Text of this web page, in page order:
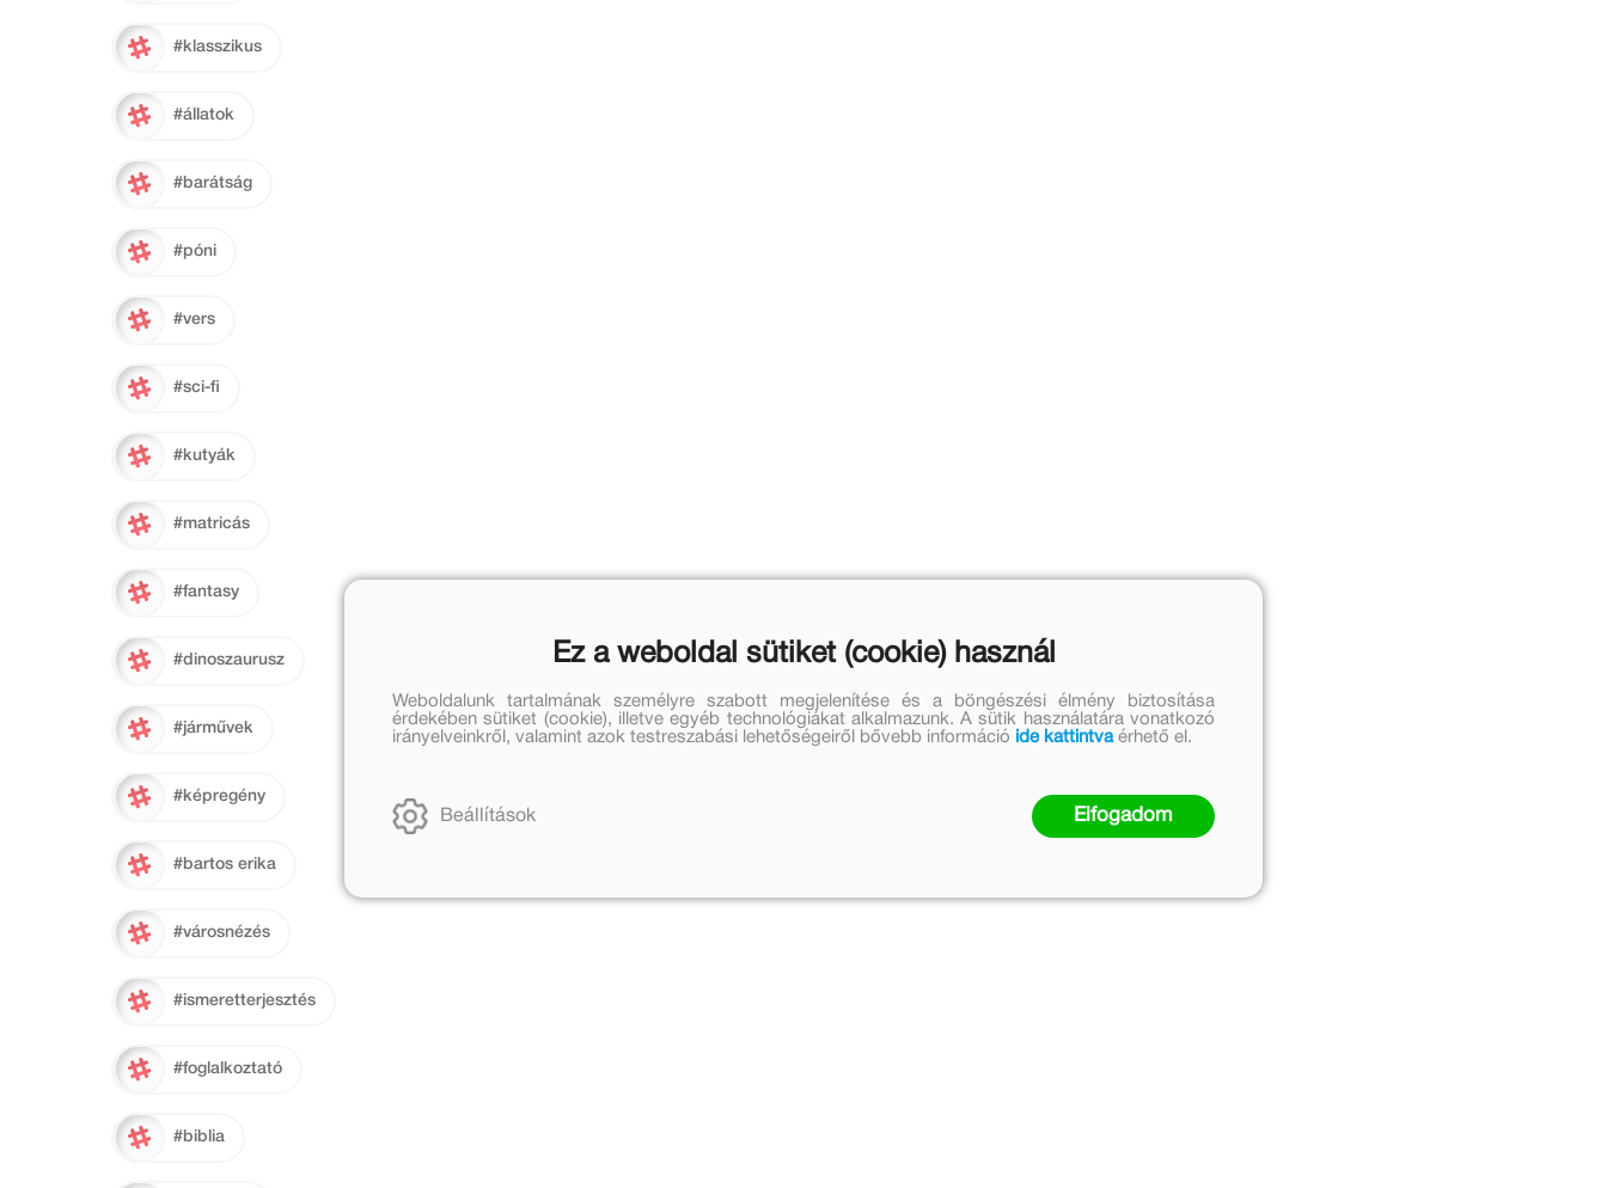
#klasszikus
#állatok
#barátság
#póni
#vers
#sci-fi
#kutyák
#matricás
#fantasy
#dinoszaurusz
#járművek
#képregény
#bartos erika
#városnézés
#ismeretterjesztés
#foglalkoztató
#biblia
Ez a weboldal sütiket (cookie) használ
Weboldalunk tartalmának személyre szabott megjelenítése és a böngészési élmény biztosítása
érdekében sütiket (cookie), illetve egyéb technológiákat alkalmazunk. A sütik használatára vonatkozó
irányelveinkről, valamint azok testreszabási lehetőségeiről bővebb információ ide kattintvaérhető el.
Beállítások Elfogadom